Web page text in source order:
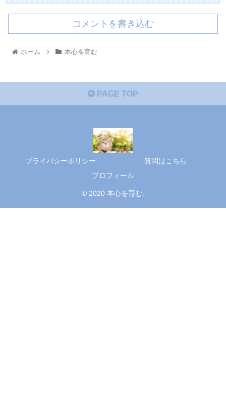
コメントを書き込む
ホーム 本心を育む
PAGE TOP
プライバシーポリシー
質問はこちら
プロフィール
© 2020 本心を育む.